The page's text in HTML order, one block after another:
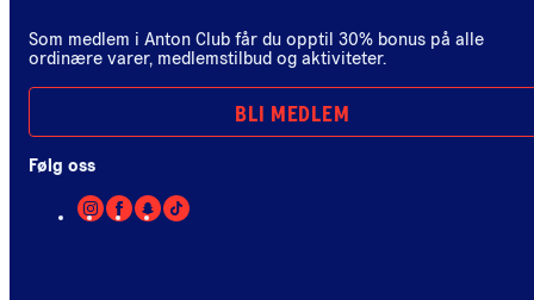
Som medlem i Anton Club får du opptil 30% bonus på alle
ordinære varer, medlemstilbud og aktiviteter.
BLI MEDLEM
Følg oss